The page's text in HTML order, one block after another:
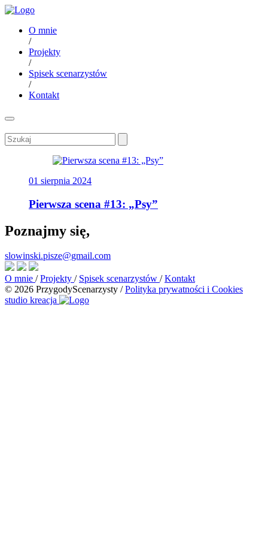
O mnie
/
Projekty
/
Spisek scenarzystów
/
Kontakt
01 sierpnia 2024
Pierwsza scena #13: „Psy”
Poznajmy się,
slowinski.pisze@gmail.com
O mnie / Projekty / Spisek scenarzystów / Kontakt
© 2026 PrzygodyScenarzysty / Polityka prywatności i Cookies
studio kreacja